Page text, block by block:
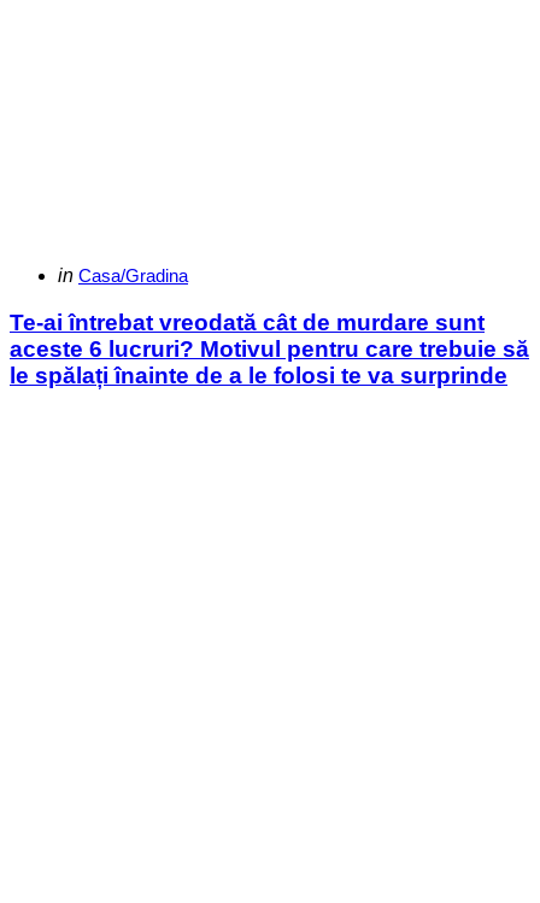
Categories
Posted
in Casa/Gradina
Te-ai întrebat vreodată cât de murdare sunt
aceste 6 lucruri? Motivul pentru care trebuie să
le spălați înainte de a le folosi te va surprinde